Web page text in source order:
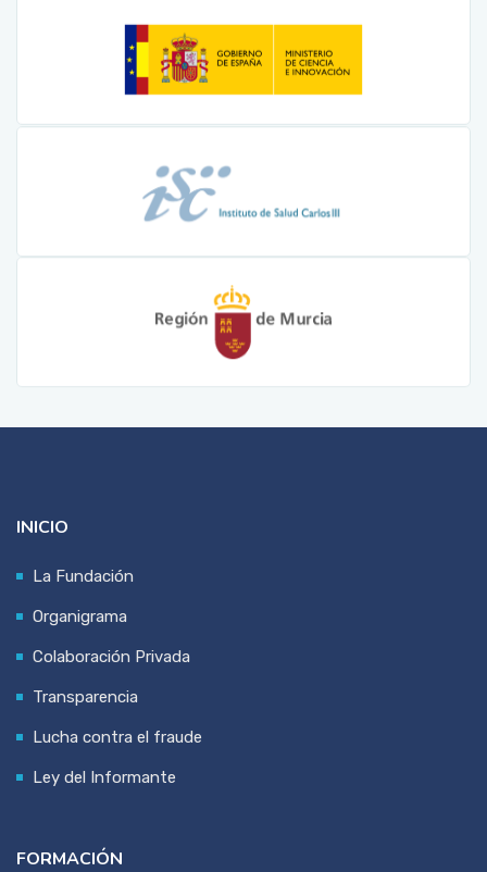
INICIO
La Fundación
Organigrama
Colaboración Privada
Transparencia
Lucha contra el fraude
Ley del Informante
FORMACIÓN